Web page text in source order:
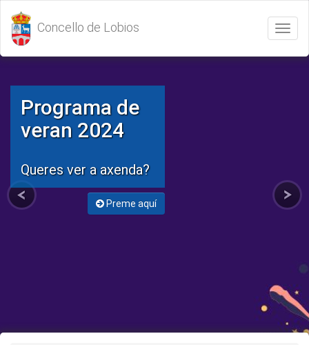
Abrir
/
Cerrar
Concello de Lobios
Programa de
veran 2024
Queres ver a axenda?
Preme aquí